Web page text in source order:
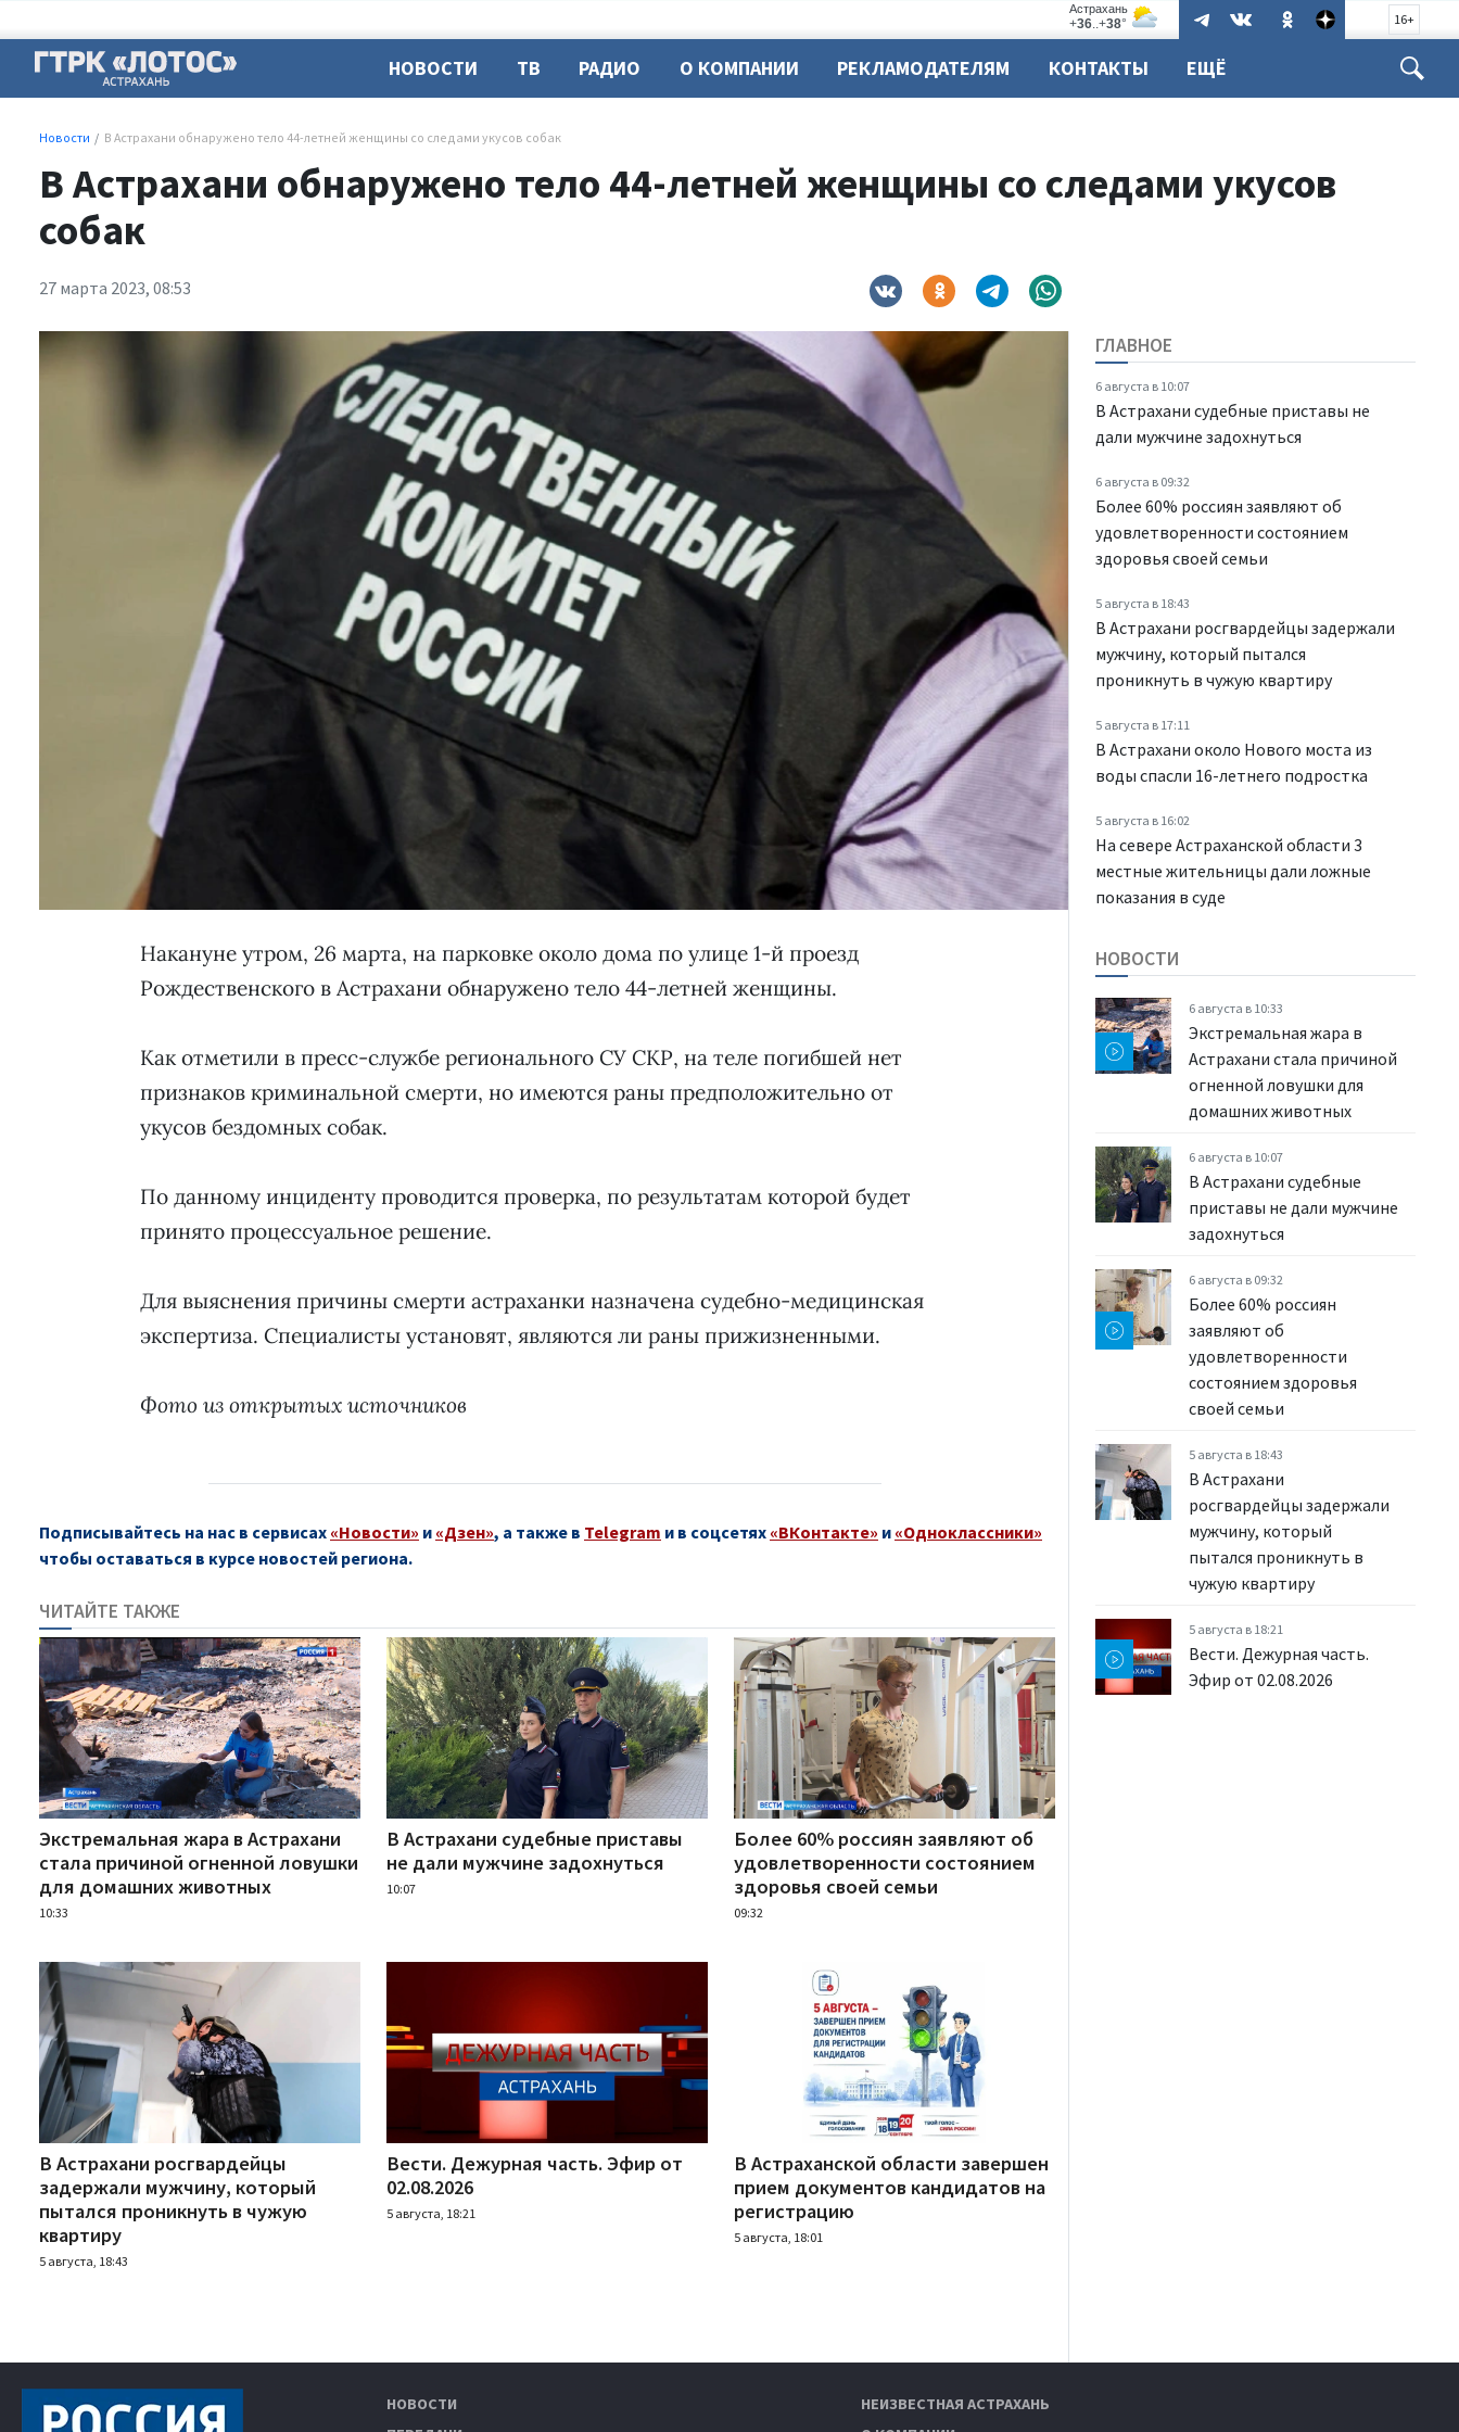
16+
НОВОСТИ ТВ РАДИО О КОМПАНИИ РЕКЛАМОДАТЕЛЯМ КОНТАКТЫ ЕЩЁ
Новости В Астрахани обнаружено тело 44-летней женщины со следами укусов собак
В Астрахани обнаружено тело 44-летней женщины со следами укусов
собак
27 марта 2023, 08:53
ГЛАВНОЕ
6 августа в 10:07
В Астрахани судебные приставы не
дали мужчине задохнуться
6 августа в 09:32
Более 60% россиян заявляют об
удовлетворенности состоянием
здоровья своей семьи
5 августа в 18:43
В Астрахани росгвардейцы задержали
мужчину, который пытался
проникнуть в чужую квартиру
5 августа в 17:11
В Астрахани около Нового моста из
воды спасли 16-летнего подростка
5 августа в 16:02
На севере Астраханской области 3
местные жительницы дали ложные
показания в суде
Накануне утром, 26 марта, на парковке около дома по улице 1-й проезд
Рождественского в Астрахани обнаружено тело 44-летней женщины.
Как отметили в пресс-службе регионального СУ СКР, на теле погибшей нет
признаков криминальной смерти, но имеются раны предположительно от
укусов бездомных собак.
По данному инциденту проводится проверка, по результатам которой будет
принято процессуальное решение.
Для выяснения причины смерти астраханки назначена судебно-медицинская
экспертиза. Специалисты установят, являются ли раны прижизненными.
Фото из открытых источников
Подписывайтесь на нас в сервисах «Новости» и «Дзен», а также в Telegram и в соцсетях «ВКонтакте» и «Одноклассники»
чтобы оставаться в курсе новостей региона.
ЧИТАЙТЕ ТАКЖЕ
Экстремальная жара в Астрахани
стала причиной огненной ловушки
для домашних животных
10:33
В Астрахани судебные приставы
не дали мужчине задохнуться
10:07
Более 60% россиян заявляют об
удовлетворенности состоянием
здоровья своей семьи
09:32
В Астрахани росгвардейцы
задержали мужчину, который
пытался проникнуть в чужую
квартиру
5 августа, 18:43
Вести. Дежурная часть. Эфир от
02.08.2026
5 августа, 18:21
В Астраханской области завершен
прием документов кандидатов на
регистрацию
5 августа, 18:01
НОВОСТИ
6 августа в 10:33
Экстремальная жара в
Астрахани стала причиной
огненной ловушки для
домашних животных
6 августа в 10:07
В Астрахани судебные
приставы не дали мужчине
задохнуться
6 августа в 09:32
Более 60% россиян
заявляют об
удовлетворенности
состоянием здоровья
своей семьи
5 августа в 18:43
В Астрахани
росгвардейцы задержали
мужчину, который
пытался проникнуть в
чужую квартиру
5 августа в 18:21
Вести. Дежурная часть.
Эфир от 02.08.2026
НОВОСТИ
НЕИЗВЕСТНАЯ АСТРАХАНЬ